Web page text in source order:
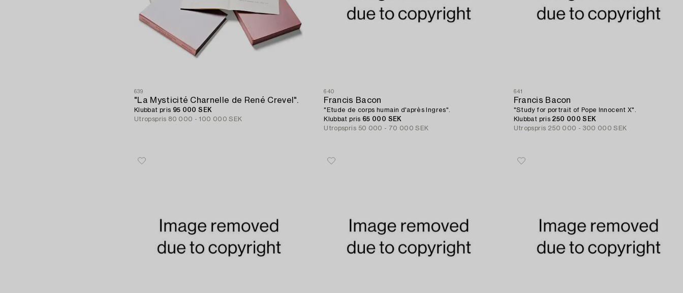
639
"La Mysticité Charnelle de René Crevel".
Klubbat pris 95 000 SEK
Utropspris 80 000 - 100 000 SEK
640
Francis Bacon
"Etude de corps humain d'après Ingres".
Klubbat pris 65 000 SEK
Utropspris 50 000 - 70 000 SEK
641
Francis Bacon
"Study for portrait of Pope Innocent X".
Klubbat pris 250 000 SEK
Utropspris 250 000 - 300 000 SEK